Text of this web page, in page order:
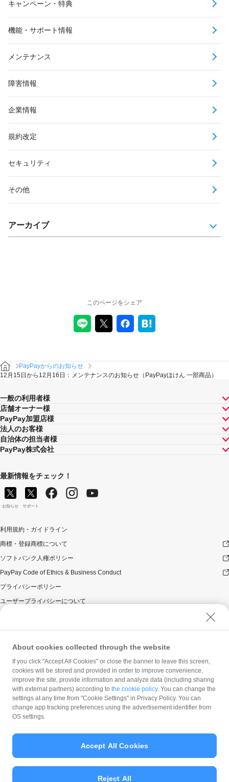
キャンペーン・特典
機能・サポート情報
メンテナンス
障害情報
企業情報
規約改定
セキュリティ
その他
アーカイブ
このページをシェア
PayPayからのお知らせ
12月15日から12月16日：メンテナンスのお知らせ（PayPayほけん 一部商品）
一般の利用者様
店舗オーナー様
PayPay加盟店様
法人のお客様
自治体の担当者様
PayPay株式会社
最新情報をチェック！
お知らせ サポート
利用規約・ガイドライン
商標・登録商標について
ソフトバンク人権ポリシー
PayPay Code of Ethics & Business Conduct
プライバシーポリシー
ユーザープライバシーについて
ウェブサイト利用規約
反社会的勢力に対する方針
勧誘方針
マネロン等基本方針
カスタマーハラスメントに関する当社の考え方
© PayPay Corporation
About cookies collected through the website
If you click "Accept All Cookies" or close the banner to leave this screen,
cookies will be stored and provided in order to improve convenience,
improve the site, provide information and analyze data (including sharing
with external partners) according to the cookie policy. You can change the
settings at any time from "Cookie Settings" in Privacy Policy. You can
change app tracking preferences using the advertisement identifier from
OS settings.
Reject All
Accept All Cookies